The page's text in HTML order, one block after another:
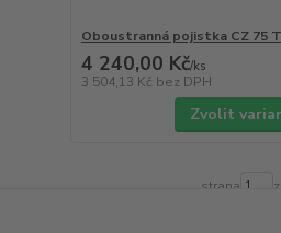
Oboustranná pojistka CZ 75
4 240,00 Kč/ks
3 504,13 Kč bez DPH
Zvolit
strana